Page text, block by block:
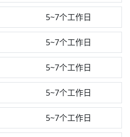
5~7个工作日
5~7个工作日
5~7个工作日
5~7个工作日
5~7个工作日